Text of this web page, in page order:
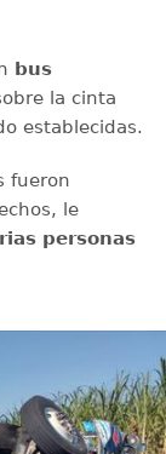
bus
la cinta
establecidas.
fueron
le
personas